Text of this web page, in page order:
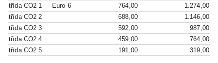
třída CO2 1
Euro 6 764,00
1.274,00
třída CO2 2
688,00
1.146,00
třída CO2 3
592,00
987,00
třída CO2 4
459,00
764,00
třída CO2 5
191,00 319,00